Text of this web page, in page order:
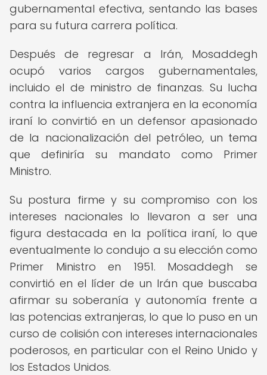
gubernamental efectiva, sentando las bases
para su futura carrera política.
Después de regresar a Irán, Mosaddegh
ocupó varios cargos gubernamentales,
incluido el de ministro de finanzas. Su lucha
contra la influencia extranjera en la economía
iraní lo convirtió en un defensor apasionado
de la nacionalización del petróleo, un tema
que definiría su mandato como Primer
Ministro.
Su postura firme y su compromiso con los
intereses nacionales lo llevaron a ser una
figura destacada en la política iraní, lo que
eventualmente lo condujo a su elección como
Primer Ministro en 1951. Mosaddegh se
convirtió en el líder de un Irán que buscaba
afirmar su soberanía y autonomía frente a
las potencias extranjeras, lo que lo puso en un
curso de colisión con intereses internacionales
poderosos, en particular con el Reino Unido y
los Estados Unidos.